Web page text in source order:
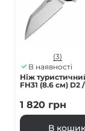
(3)
В наявності
Ніж
FH31 (8.6 см) D2
1 820 грн
В кошик